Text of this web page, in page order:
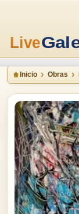
Inicio Obras